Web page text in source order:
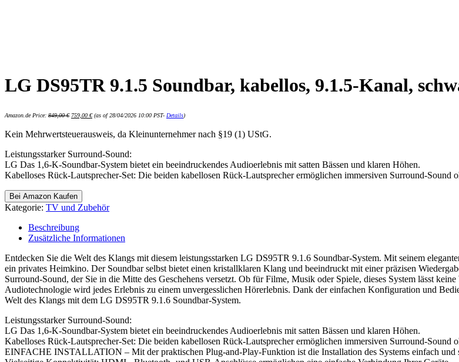
LG DS95TR 9.1.5 Soundbar, kabellos, 9.1.5-Kanal,
Amazon.de Price: 849,00€ Preis
759,00 €Preis
759,00 €.
(as of 28/04/2026 10:00 PST- Details)
Kein Mehrwertsteuerausweis, da Kleinunternehmer nach §19 (1) UStG.
Leistungsstarker Surround-Sound:
LG Das 1,6-K-Soundbar-System bietet ein beeindruckendes Audioerlebnis mit satten Bässen und klaren Höhen.
Kabelloses Rück-Lautsprecher-Set: Die beiden kabellosen Rück-Lautsprecher ermöglichen immersiven Surround-Sound
Bei Amazon Kaufen
Kategorie: TV und Zubehör
Beschreibung
Zusätzliche Informationen
Entdecken Sie die Welt des Klangs mit diesem leistungsstarken LG DS95TR 9.1.6 Soundbar-System. Mit seinem
ein privates Heimkino. Der Soundbar selbst bietet einen kristallklaren Klang und beeindruckt mit einer präzisen
Surround-Sound, der Sie in die Mitte des Geschehens versetzt. Ob für Filme, Musik oder Spiele, dieses System lässt
Audiotechnologie wird jedes Erlebnis zu einem unvergesslichen Hörerlebnis. Dank der einfachen Konfiguration und
Welt des Klangs mit dem LG DS95TR 9.1.6 Soundbar-System.
Leistungsstarker Surround-Sound:
LG Das 1,6-K-Soundbar-System bietet ein beeindruckendes Audioerlebnis mit satten Bässen und klaren Höhen.
Kabelloses Rück-Lautsprecher-Set: Die beiden kabellosen Rück-Lautsprecher ermöglichen immersiven Surround-Sound
EINFACHE INSTALLATION – Mit der praktischen Plug-and-Play-Funktion ist die Installation des Systems einfach und